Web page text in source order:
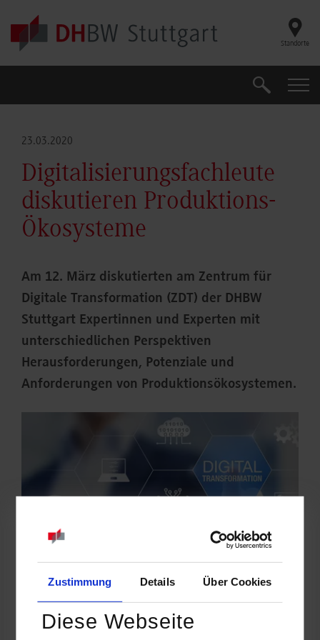
Zustimmung Details Über Cookies
Diese Webseite
Skip to main content
Standorte
Suche
23.03.2020
Digitalisierungsfachleute
diskutieren Produktions-
Ökosysteme
Am 12. März diskutierten am Zentrum für
Digitale Transformation (ZDT) der DHBW
Stuttgart Expertinnen und Experten mit
unterschiedlichen Perspektiven
Herausforderungen, Potenziale und
Anforderungen von Produktionsökosystemen.
Welche Möglichkeiten ergeben sich durch Technologien und